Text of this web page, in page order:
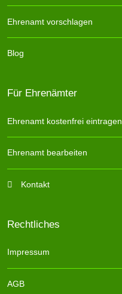
Ehrenamt vorschlagen
Blog
Für Ehrenämter
Ehrenamt kostenfrei eintragen
Ehrenamt bearbeiten
Kontakt
Rechtliches
Impressum
AGB